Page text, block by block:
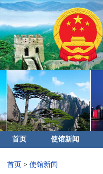
首页 使馆新闻
首页 > 使馆新闻